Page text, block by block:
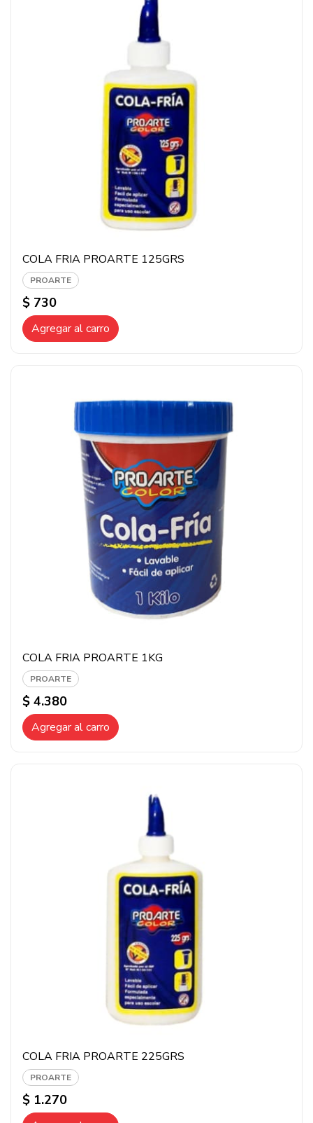
COLA FRIA PROARTE 125GRS
PROARTE
$ 730
Agregar al carro
COLA FRIA PROARTE 1KG
PROARTE
$ 4.380
Agregar al carro
COLA FRIA PROARTE 225GRS
PROARTE
$ 1.270